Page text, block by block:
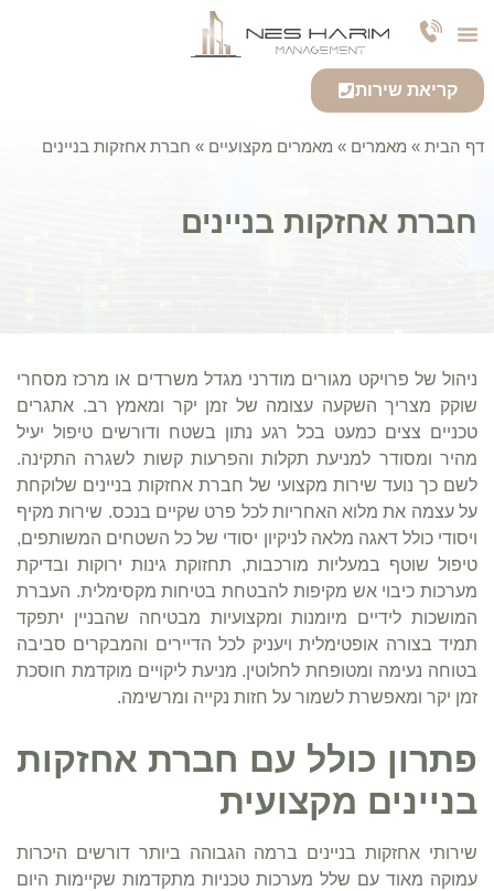
קריאת שירות
דף הבית» מאמרים » מאמרים מקצועיים » חברת אחזקות בניינים
חברת אחזקות בניינים
ניהול של פרויקט מגורים מודרני מגדל משרדים או מרכז מסחרי
שוקק מצריך השקעה עצומה של זמן יקר ומאמץ רב. אתגרים
טכניים צצים כמעט בכל רגע נתון בשטח ודורשים טיפול יעיל
מהיר ומסודר למניעת תקלות והפרעות קשות לשגרה התקינה.
לשם כך נועד שירות מקצועי של חברת אחזקות בניינים שלוקחת
על עצמה את מלוא האחריות לכל פרט שקיים בנכס. שירות מקיף
ויסודי כולל דאגה מלאה לניקיון יסודי של כל השטחים המשותפים,
טיפול שוטף במעליות מורכבות, תחזוקת גינות ירוקות ובדיקת
מערכות כיבוי אש מקיפות להבטחת בטיחות מקסימלית. העברת
המושכות לידיים מיומנות ומקצועיות מבטיחה שהבניין יתפקד
תמיד בצורה אופטימלית ויעניק לכל הדיירים והמבקרים סביבה
בטוחה נעימה ומטופחת לחלוטין. מניעת ליקויים מוקדמת חוסכת
זמן יקר ומאפשרת לשמור על חזות נקייה ומרשימה.
פתרון כולל עם חברת אחזקות
בניינים מקצועית
שירותי אחזקות בניינים ברמה הגבוהה ביותר דורשים היכרות
עמוקה מאוד עם שלל מערכות טכניות מתקדמות שקיימות היום